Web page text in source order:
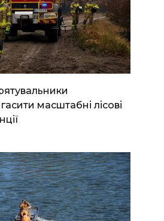
масштабні лісові